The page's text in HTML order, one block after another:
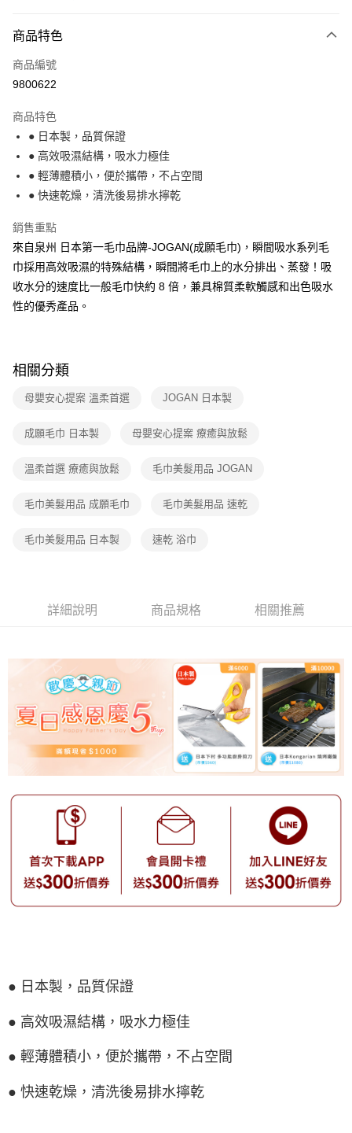
成交易。
3.實際核准額度、可分期數及費用金額請依後續交易確認頁面所載為準。
4.訂單成立30分鐘內，如未前往確認交易或遇審核未通過，訂單將自動取
消。如遇「轉專審核」未通過狀況，表示未達大哥付你分期系統評分，恕無
法說明評估內容。
1.分期款項不併入電信帳單，「大哥付你分期」於每月結算日後寄送繳費提
2.透過簡訊連結打開帳單後，可選擇「超商條碼／台灣大直營門市／銀行轉
帳／街口支付／iPASS MONEY」等通路繳費。
【注意事項】
1.本服務係由「台灣大哥大股份有限公司」（以下簡稱本公司）所提供，讓
買賣價金債權讓與本公司後，依約使用本公司帳單繳交帳款。
2.基於同意付款使用「大哥付你分期」之契約關係目的，商店將以您的個人
資料（包含姓名、電話或地址）提供予台灣大哥大進項蒐集、處理及利用，
由本公司與您本人進行分期帳單所需資料之確認、核對及更正。
3.完整用戶服務條款，請詳閱以下連結： https://oppay.tw/userRule
每筆NT$100，滿NT$499(含以上)免運費
每筆NT$100，滿NT$499(含以上)免運費
7-11取貨付款
每筆NT$100，滿NT$499(含以上)免運費
付款後7-11取貨
每筆NT$100，滿NT$499(含以上)免運費
宅配【父親節大回饋】限時$299免運
每筆NT$150，滿NT$299(含以上)免運費
商品特色
商品編號
9800622
商品特色
● 日本製，品質保證
● 高效吸濕結構，吸水力極佳
● 輕薄體積小，便於攜帶，不占空間
● 快速乾燥，清洗後易排水擰乾
銷售重點
來自泉州 日本第一毛巾品牌-JOGAN(成願毛巾)，瞬間吸水系列毛
巾採用高效吸濕的特殊結構，瞬間將毛巾上的水分排出、蒸發！吸
收水分的速度比一般毛巾快約 8 倍，兼具棉質柔軟觸感和出色吸水
性的優秀產品。
相關分類
母嬰安心提案 溫柔首選 JOGAN 日本製
成願毛巾 日本製 母嬰安心提案 療癒與放鬆
溫柔首選 療癒與放鬆 毛巾美髮用品 JOGAN
毛巾美髮用品 成願毛巾 毛巾美髮用品 速乾
毛巾美髮用品 日本製 速乾 浴巾
詳細說明 商品規格 相關推薦
● 日本製，品質保證
● 高效吸濕結構，吸水力極佳
● 輕薄體積小，便於攜帶，不占空間
● 快速乾燥，清洗後易排水擰乾